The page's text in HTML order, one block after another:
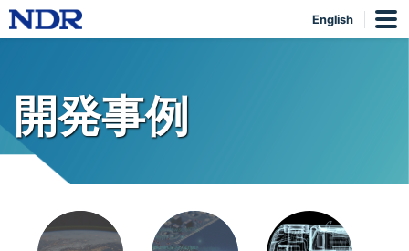
English
開発事例